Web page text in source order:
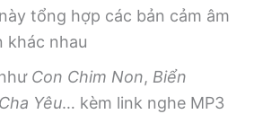
tổng hợp các bản cảm âm
khác nhau
Con Chim Non, Biển
Cha Yêu… kèm link nghe MP3